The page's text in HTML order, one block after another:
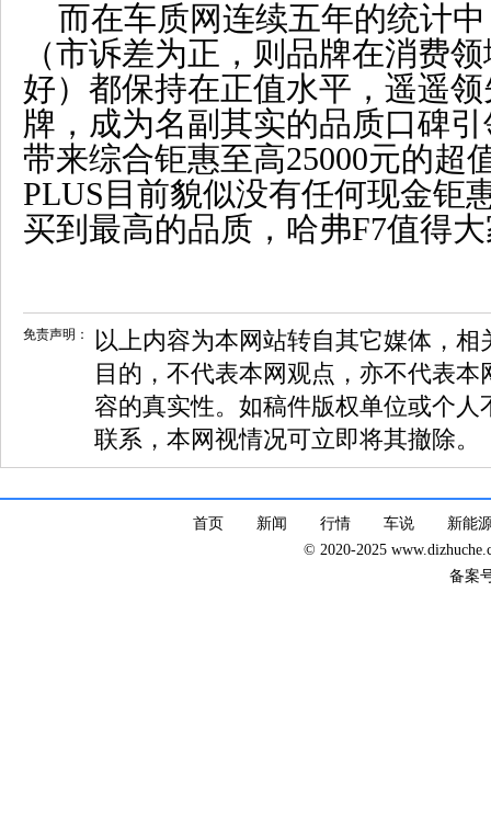
而在车质网连续五年的统计
（市诉差为正，则品牌在消费
好）都保持在正值水平，遥遥
牌，成为名副其实的品质口碑
带来综合钜惠至高25000元的超
PLUS目前貌似没有任何现金钜
买到最高的品质，哈弗F7值得
免责声明：
以上内容为本网站转自其它媒体，
目的，不代表本网观点，亦不代表
容的真实性。如稿件版权单位或个
联系，本网视情况可立即将其撤除。
首页 新闻 行情 车说
新能
© 2020-2025
备案